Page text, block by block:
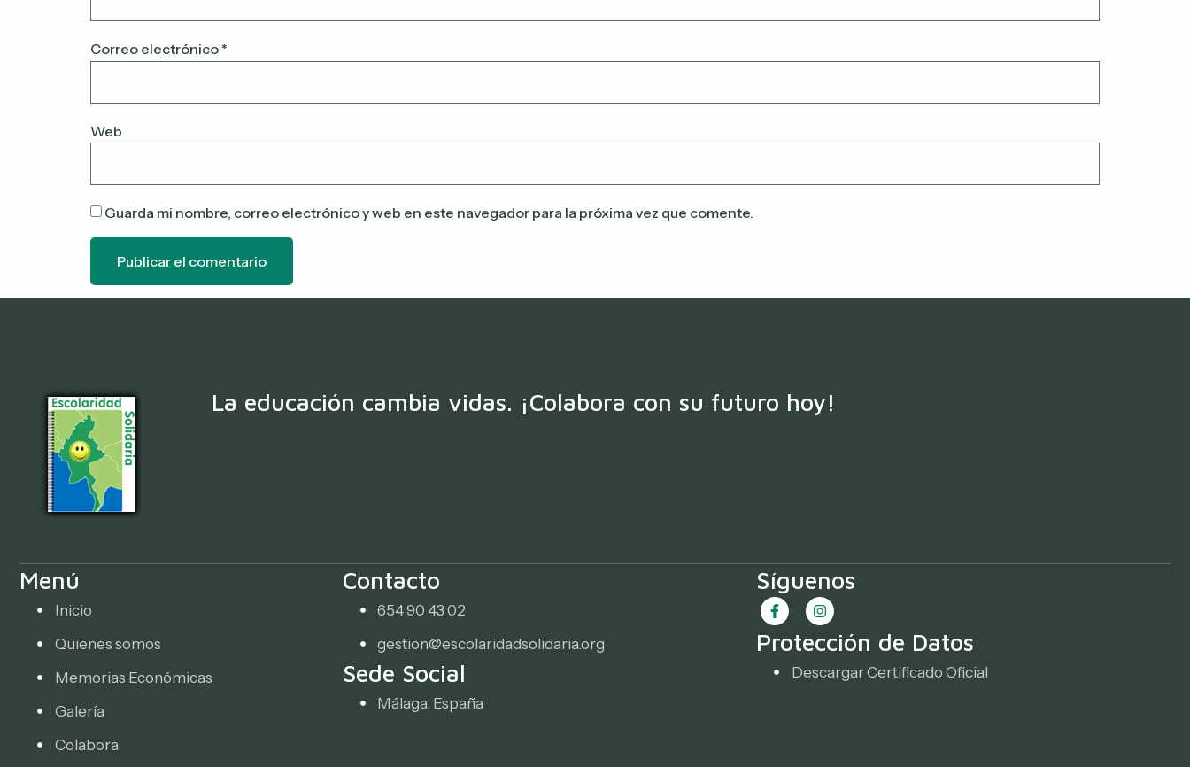
Correo electrónico *
Web
Guarda mi nombre, correo electrónico y web en este navegador para la próxima vez que comente.
La educación cambia vidas. ¡Colabora con su futuro hoy!
Menú
Inicio
Quienes somos
Memorias Económicas
Galería
Colabora
Contacto
654 90 43 02
gestion@escolaridadsolidaria.org
Sede Social
Málaga, España
Síguenos
Protección de Datos
Descargar Certificado Oficial